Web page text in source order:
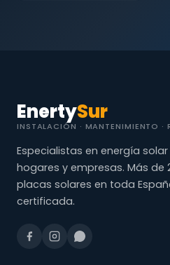
EnertySur
INSTALACIÓN · MANTENIMIENTO ·
Especialistas en energía
hogares y empresas. Más de
placas solares en toda
certificada.